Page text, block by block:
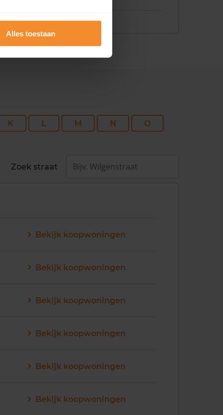
Alles toestaan
K L M N
O
Zoek straat
Bekijk koopwoningen
Bekijk koopwoningen
Bekijk koopwoningen
Bekijk koopwoningen
Bekijk koopwoningen
Bekijk koopwoningen